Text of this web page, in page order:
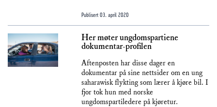
Publisert 03. april 2020
Her møter ungdomspartiene
dokumentar-profilen
Aftenposten har disse dager en
dokumentar på sine nettsider om en ung
saharawisk flykting som lærer å kjøre bil. I
fjor tok hun med norske
ungdomspartiledere på kjøretur.